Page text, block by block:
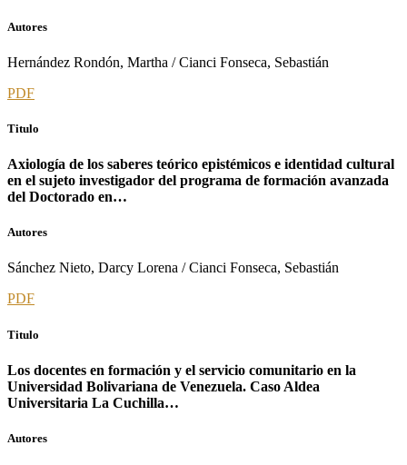
Autores
Hernández Rondón, Martha / Cianci Fonseca, Sebastián
PDF
Titulo
Axiología de los saberes teórico epistémicos e identidad cultural
en el sujeto investigador del programa de formación avanzada
del Doctorado en…
Autores
Sánchez Nieto, Darcy Lorena / Cianci Fonseca, Sebastián
PDF
Titulo
Los docentes en formación y el servicio comunitario en la
Universidad Bolivariana de Venezuela. Caso Aldea
Universitaria La Cuchilla…
Autores